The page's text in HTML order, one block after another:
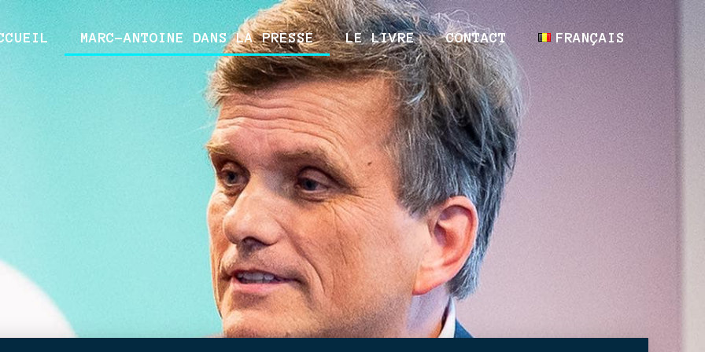
MARC-ANTOINE DANS LA PRESSE LE LIVRE CONTACT FRANÇAIS